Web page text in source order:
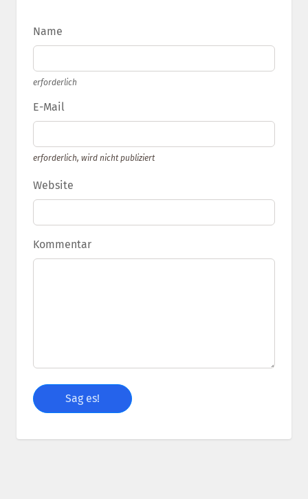
Name
erforderlich
E-Mail
erforderlich, wird nicht publiziert
Website
Kommentar